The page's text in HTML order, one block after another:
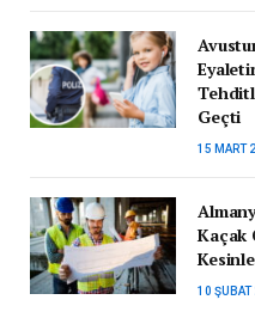
Geçti
15 MART
Kaçak
10